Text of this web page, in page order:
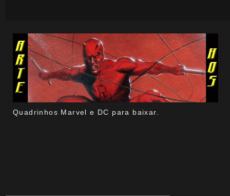
Quadrinhos Marvel e DC para baixar.